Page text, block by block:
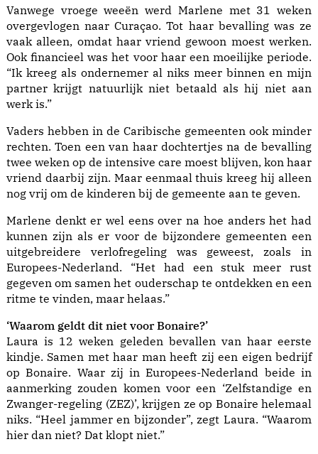
Vanwege vroege weeën werd Marlene met 31 weken
overgevlogen naar Curaçao. Tot haar bevalling was ze
vaak alleen, omdat haar vriend gewoon moest werken.
Ook financieel was het voor haar een moeilijke periode.
“Ik kreeg als ondernemer al niks meer binnen en mijn
partner krijgt natuurlijk niet betaald als hij niet aan
werk is.”
Vaders hebben in de Caribische gemeenten ook minder
rechten. Toen een van haar dochtertjes na de bevalling
twee weken op de intensive care moest blijven, kon haar
vriend daarbij zijn. Maar eenmaal thuis kreeg hij alleen
nog vrij om de kinderen bij de gemeente aan te geven.
Marlene denkt er wel eens over na hoe anders het had
kunnen zijn als er voor de bijzondere gemeenten een
uitgebreidere verlofregeling was geweest, zoals in
Europees-Nederland. “Het had een stuk meer rust
gegeven om samen het ouderschap te ontdekken en een
ritme te vinden, maar helaas.”
‘Waarom geldt dit niet voor Bonaire?’
Laura is 12 weken geleden bevallen van haar eerste
kindje. Samen met haar man heeft zij een eigen bedrijf
op Bonaire. Waar zij in Europees-Nederland beide in
aanmerking zouden komen voor een ‘Zelfstandige en
Zwanger-regeling (ZEZ)’, krijgen ze op Bonaire helemaal
niks. “Heel jammer en bijzonder”, zegt Laura. “Waarom
hier dan niet? Dat klopt niet.”